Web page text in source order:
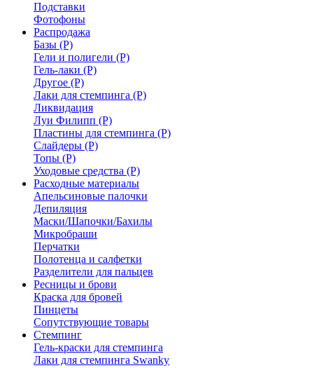
Подставки
Фотофоны
Распродажа
Базы (Р)
Гели и полигели (Р)
Гель-лаки (Р)
Другое (Р)
Лаки для стемпинга (Р)
Ликвидация
Луи Филипп (Р)
Пластины для стемпинга (Р)
Слайдеры (Р)
Топы (Р)
Уходовые средства (Р)
Расходные материалы
Апельсиновые палочки
Депиляция
Маски/Шапочки/Бахилы
Микробраши
Перчатки
Полотенца и салфетки
Разделители для пальцев
Ресницы и брови
Краска для бровей
Пинцеты
Сопутствующие товары
Стемпинг
Гель-краски для стемпинга
Лаки для стемпинга Swanky